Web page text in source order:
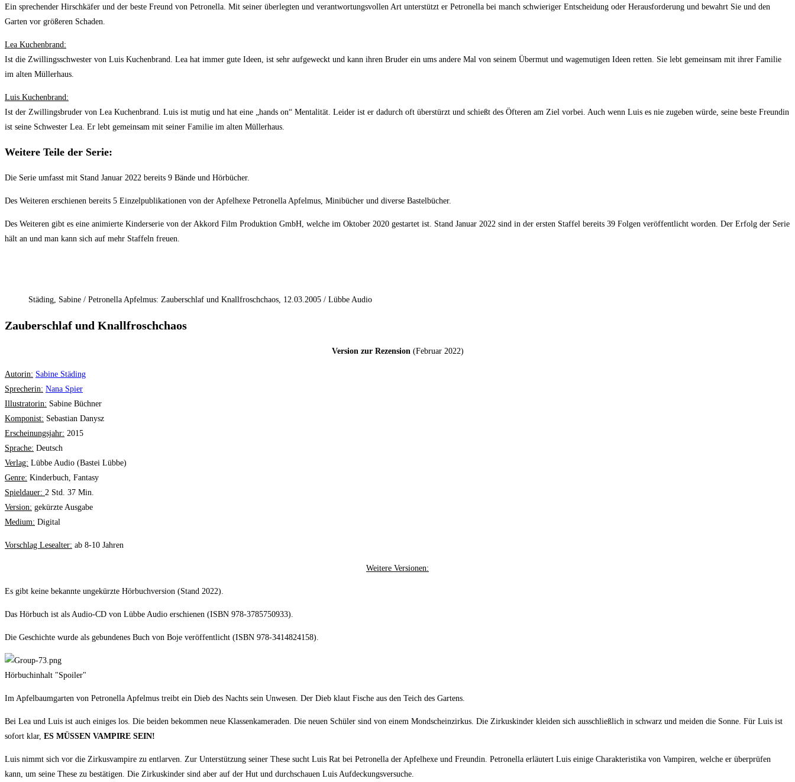
Ein sprechender Hirschkäfer und der beste Freund von Petronella. Mit seiner überlegten und verantwortungsvollen Art unterstützt er Petronella bei manch schwieriger Entscheidung oder Herausforderung und bewahrt Sie und den
Garten vor größeren Schaden.
Lea Kuchenbrand:
Ist die Zwillingsschwester von Luis Kuchenbrand. Lea hat immer gute Ideen, ist sehr aufgeweckt und kann ihren Bruder ein ums andere Mal von seinem Übermut und wagemutigen Ideen retten. Sie lebt gemeinsam mit ihrer Familie
im alten Müllerhaus.
Luis Kuchenbrand:
Ist der Zwillingsbruder von Lea Kuchenbrand. Luis ist mutig und hat eine „hands on“ Mentalität. Leider ist er dadurch oft überstürzt und schießt des Öfteren am Ziel vorbei. Auch wenn Luis es nie zugeben würde, seine beste Freundin
ist seine Schwester Lea. Er lebt gemeinsam mit seiner Familie im alten Müllerhaus.
Weitere Teile der Serie:
Die Serie umfasst mit Stand Januar 2022 bereits 9 Bände und Hörbücher.
Des Weiteren erschienen bereits 5 Einzelpublikationen von der Apfelhexe Petronella Apfelmus, Minibücher und diverse Bastelbücher.
Des Weiteren gibt es eine animierte Kinderserie von der Akkord Film Produktion GmbH, welche im Oktober 2020 gestartet ist. Stand Januar 2022 sind in der ersten Staffel bereits 39 Folgen veröffentlicht worden. Der Erfolg der Serie
hält an und man kann sich auf mehr Staffeln freuen.
Städing, Sabine / Petronella Apfelmus: Zauberschlaf und Knallfroschchaos, 12.03.2005 / Lübbe Audio
Zauberschlaf und Knallfroschchaos
Version zur Rezension (Februar 2022)
Autorin: Sabine Städing
Sprecherin: Nana Spier
Illustratorin: Sabine Büchner
Komponist: Sebastian Danysz
Erscheinungsjahr: 2015
Sprache: Deutsch
Verlag: Lübbe Audio (Bastei Lübbe)
Genre: Kinderbuch, Fantasy
Spieldauer: 2 Std. 37 Min.
Version: gekürzte Ausgabe
Medium: Digital
Vorschlag Lesealter: ab 8-10 Jahren
Weitere Versionen:
Es gibt keine bekannte ungekürzte Hörbuchversion (Stand 2022).
Das Hörbuch ist als Audio-CD von Lübbe Audio erschienen (ISBN 978-3785750933).
Die Geschichte wurde als gebundenes Buch von Boje veröffentlicht (ISBN 978-3414824158).
Hörbuchinhalt "Spoiler"
Im Apfelbaumgarten von Petronella Apfelmus treibt ein Dieb des Nachts sein Unwesen. Der Dieb klaut Fische aus den Teich des Gartens.
Bei Lea und Luis ist auch einiges los. Die beiden bekommen neue Klassenkameraden. Die neuen Schüler sind von einem Mondscheinzirkus. Die Zirkuskinder kleiden sich ausschließlich in schwarz und meiden die Sonne. Für Luis ist
sofort klar, ES MÜSSEN VAMPIRE SEIN!
Luis nimmt sich vor die Zirkusvampire zu entlarven. Zur Unterstützung seiner These sucht Luis Rat bei Petronella der Apfelhexe und Freundin. Petronella erläutert Luis einige Charakteristika von Vampiren, welche er überprüfen
kann, um seine These zu bestätigen. Die Zirkuskinder sind aber auf der Hut und durchschauen Luis Aufdeckungsversuche.